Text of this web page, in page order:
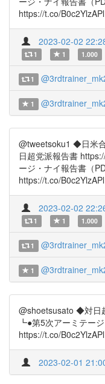
https://t.co/B0c2YlzAPl
2023-02-02
1 1 1.000
1
1
@tweetsoku1 ◆日米
日超党派報告書
ージ・ナイ報告書（
https://t.co/B0c2YlzAPl
2023-02-02
1 1 1.000
1
1
@shoetsusato ◆対日
┗●第5次アーミテー
https://t.co/B0c2YlzAPl
2023-02-01